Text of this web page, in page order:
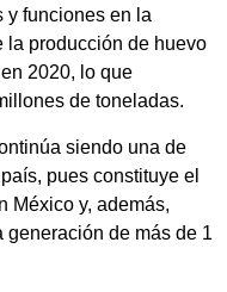
y funciones en la
la producción de huevo
2020, lo que
de toneladas.
siendo una de
pues constituye el
México y, además,
generación de más de 1